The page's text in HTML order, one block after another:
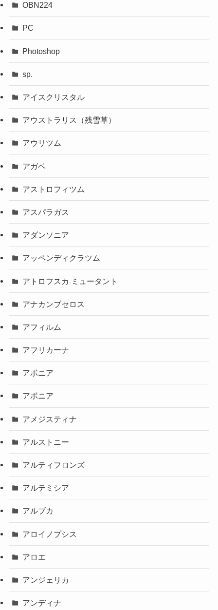
OBN224
PC
Photoshop
sp.
アイスクリスタル
アウストラリス（残雪草）
アウリツム
アガベ
アストロフィツム
アスパラガス
アダンソニア
アッペンディクラツム
アトロフスカ ミュータント
アナカンブセロス
アフィルム
アフリカーナ
アボニア
アボニア
アメジスティナ
アルストニー
アルティフロンズ
アルテミシア
アルブカ
アロイノプシス
アロエ
アンジェリカ
アンディナ